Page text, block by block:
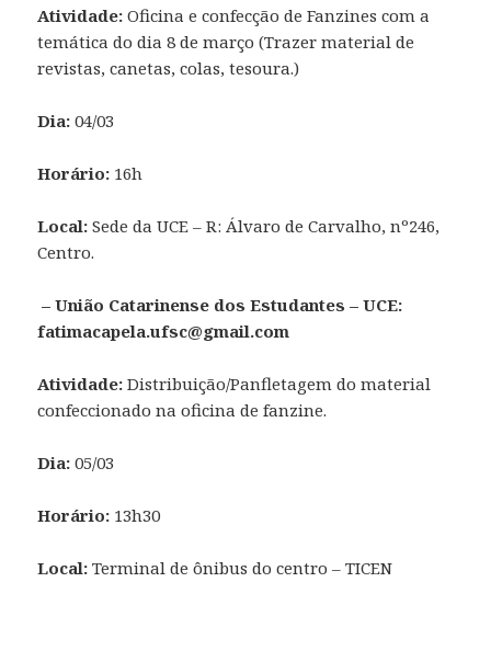
Atividade: Oficina e confecção de Fanzines com a
temática do dia 8 de março (Trazer material de
revistas, canetas, colas, tesoura.)
Dia: 04/03
Horário: 16h
Local: Sede da UCE – R: Álvaro de Carvalho, nº246,
Centro.
– União Catarinense dos Estudantes – UCE:
fatimacapela.ufsc@gmail.com
Atividade:Distribuição/Panfletagem do material
confeccionado na oficina de fanzine.
Dia:05/03
Horário: 13h30
Local:Terminal de ônibus do centro – TICEN